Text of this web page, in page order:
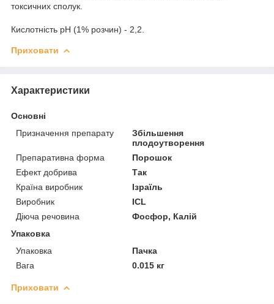
токсичних сполук.
Кислотність рН (1% розчин) - 2,2.
Приховати
Характеристики
Основні
Призначення препарату
Збільшення
плодоутворення
Препаративна форма
Порошок
Ефект добрива
Так
Країна виробник
Ізраїль
Виробник
ICL
Діюча речовина
Фосфор, Калій
Упаковка
Упаковка
Пачка
Вага
0.015 кг
Приховати